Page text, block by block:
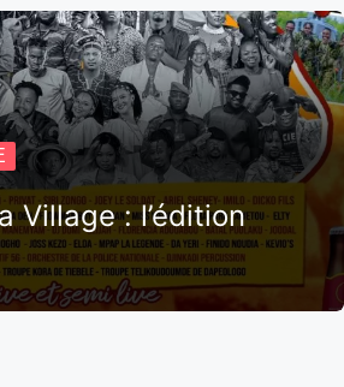
Village : l’édition